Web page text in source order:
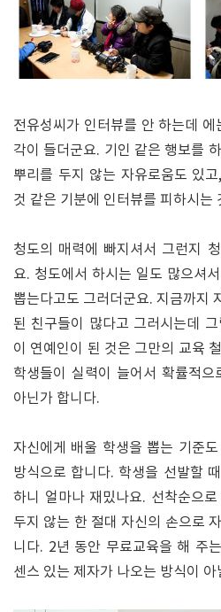
전유성씨가 인터뷰를 안 하는데
각이 들더군요. 기인 같은 행보를
뿌리를 두지 않는 자유로움도 있
것 같은 기분에 인터뷰를 피하시는
청도의 매력에 빠지셔서 그런지
요. 청도에서 하시는 일도 많으셔
뽑는다고도 그러더군요. 지금까지
된 친구들이 많다고 그러시는데
이 연예인이 된 것은 그만의 교육
학생들이 실력이 늘어서 확률적으
아닌가 합니다.
자신에게 배울 학생을 뽑는 기준
방식으로 합니다. 학생을 선발할
하니 얼마나 재밌나요. 선착순으
두지 않는 한 절대 자신의 손으로
니다. 2년 동안 무료교육을 해 주
센스 있는 제자가 나오는 방식이 아